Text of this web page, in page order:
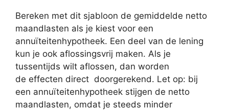
Bereken met dit sjabloon de gemiddelde netto
maandlasten als je kiest voor een
annuïteitenhypotheek. Een deel van de lening
kun je ook aflossingsvrij maken. Als je
tussentijds wilt aflossen, dan worden
de effecten direct doorgerekend. Let op: bij
een annuïteitenhypotheek stijgen de netto
maandlasten, omdat je steeds minder